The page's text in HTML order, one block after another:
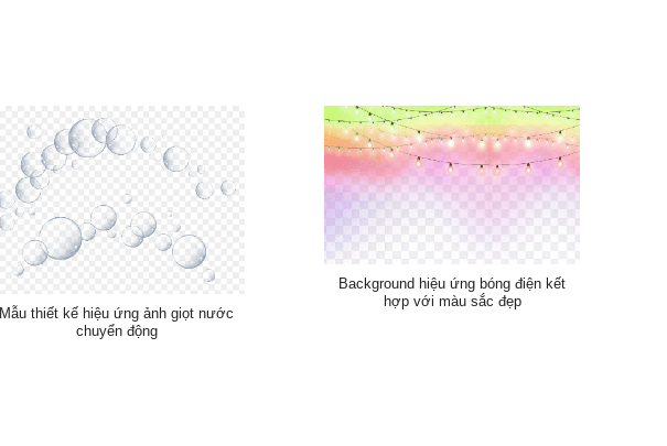
Mẫu thiết kế hiệu ứng ảnh giọt nước
chuyển động
Background hiệu ứng bóng điện kết
hợp với màu sắc đẹp